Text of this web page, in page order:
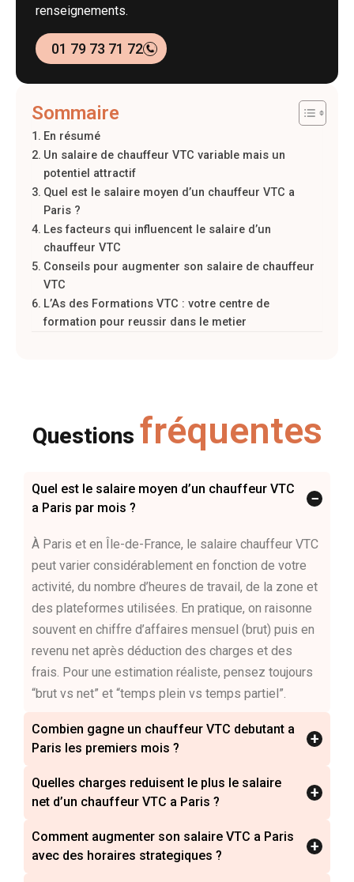
renseignements.
01 79 73 71 72
Sommaire
En résumé
Un salaire de chauffeur VTC variable mais un
potentiel attractif
Quel est le salaire moyen d’un chauffeur VTC a
Paris ?
Les facteurs qui influencent le salaire d’un
chauffeur VTC
Conseils pour augmenter son salaire de chauffeur
VTC
L’As des Formations VTC : votre centre de
formation pour reussir dans le metier
Questions fréquentes
Quel est le salaire moyen d’un chauffeur VTC
a Paris par mois ?
−
À Paris et en Île-de-France, le salaire chauffeur VTC
peut varier considérablement en fonction de votre
activité, du nombre d’heures de travail, de la zone et
des plateformes utilisées. En pratique, on raisonne
souvent en chiffre d’affaires mensuel (brut) puis en
revenu net après déduction des charges et des
frais. Pour une estimation réaliste, pensez toujours
“brut vs net” et “temps plein vs temps partiel”.
Combien gagne un chauffeur VTC debutant a
Paris les premiers mois ?
+
Quelles charges reduisent le plus le salaire
net d’un chauffeur VTC a Paris ?
+
Comment augmenter son salaire VTC a Paris
avec des horaires strategiques ?
+